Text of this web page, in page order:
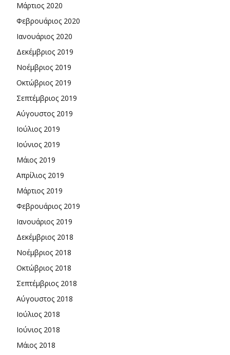
Μάρτιος 2020
Φεβρουάριος 2020
Ιανουάριος 2020
Δεκέμβριος 2019
Νοέμβριος 2019
Οκτώβριος 2019
Σεπτέμβριος 2019
Αύγουστος 2019
Ιούλιος 2019
Ιούνιος 2019
Μάιος 2019
Απρίλιος 2019
Μάρτιος 2019
Φεβρουάριος 2019
Ιανουάριος 2019
Δεκέμβριος 2018
Νοέμβριος 2018
Οκτώβριος 2018
Σεπτέμβριος 2018
Αύγουστος 2018
Ιούλιος 2018
Ιούνιος 2018
Μάιος 2018